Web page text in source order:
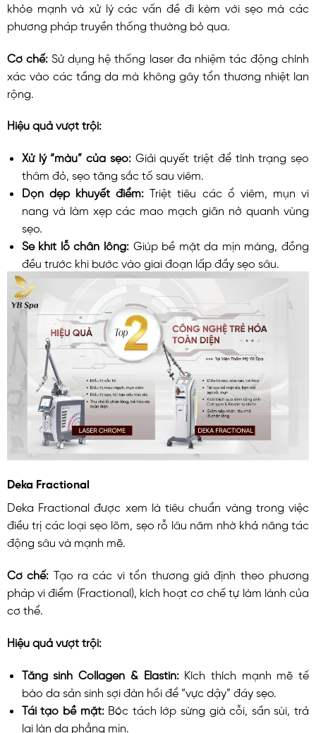
khỏe mạnh và xử lý các vấn đề đi kèm với sẹo mà các
phương pháp truyền thống thường bỏ qua.
Cơ chế: Sử dụng hệ thống laser đa nhiệm tác động chính
xác vào các tầng da mà không gây tổn thương nhiệt lan
rộng.
Hiệu quả vượt trội:
Xử lý “màu” của sẹo: Giải quyết triệt để tình trạng sẹo
thâm đỏ, sẹo tăng sắc tố sau viêm.
Dọn dẹp khuyết điểm:Triệt tiêu các ổ viêm, mụn vi
nang và làm xẹp các mao mạch giãn nở quanh vùng
sẹo.
Se khít lỗ chân lông: Giúp bề mặt da mịn màng, đồng
đều trước khi bước vào giai đoạn lấp đầy sẹo sâu.
Deka Fractional
Deka Fractional được xem là tiêu chuẩn vàng trong việc
điều trị các loại sẹo lõm, sẹo rỗ lâu năm nhờ khả năng tác
động sâu và mạnh mẽ.
Cơ chế: Tạo ra các vi tổn thương giả định theo phương
pháp vi điểm (Fractional), kích hoạt cơ chế tự làm lành của
cơ thể.
Hiệu quả vượt trội:
Tăng sinh Collagen & Elastin: Kích thích mạnh mẽ tế
bào da sản sinh sợi đàn hồi để “vực dậy” đáy sẹo.
Tái tạo bề mặt: Bóc tách lớp sừng già cỗi, sần sùi, trả
lại làn da phẳng mịn.